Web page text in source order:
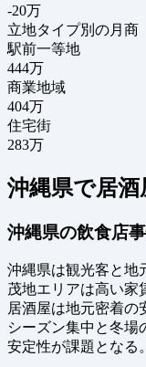
-20万
立地タイプ別の月商
駅前一等地
444万
商業地域
404万
住宅街
283万
沖縄県で居
沖縄県の飲食店
沖縄県は観光客と地
茂地エリアは高い家
居酒屋は地元密着の
シーズン集中と冬場
安定性が課題となる。